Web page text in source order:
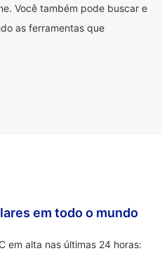
Você também pode buscar e
as ferramentas que
em todo o mundo
em alta nas últimas 24 horas: